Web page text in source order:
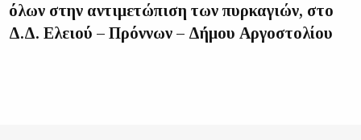
όλων στην αντιμετώπιση των πυρκαγιών, στο
Δ.Δ. Ελειού – Πρόννων – Δήμου Αργοστολίου